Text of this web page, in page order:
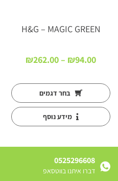
⁦₪169.00⁩
H&G – MAGIC GREEN
₪94.00
–
₪262.00
בחר דגמים
מידע נוסף
0525296608
דברו איתנו בווטסאפ